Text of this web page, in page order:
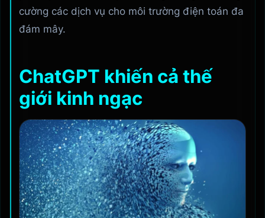
cường các dịch vụ cho môi trường điện toán đa
đám mây.
ChatGPT khiến cả thế
giới kinh ngạc